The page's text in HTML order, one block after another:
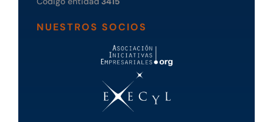
NUESTROS SOCIOS